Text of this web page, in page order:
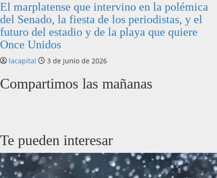
El marplatense que intervino en la polémica
del Senado, la fiesta de los periodistas, y el
futuro del estadio y de la playa que quiere
Once Unidos
lacapital 3 de junio de 2026
Compartimos las mañanas
Te pueden interesar